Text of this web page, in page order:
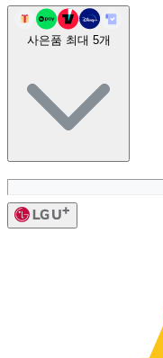
사은품 최대 5개